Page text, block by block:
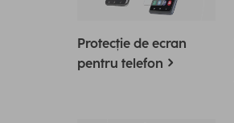
Protecție de ecran
pentru telefon